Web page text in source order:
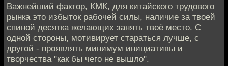
Важнейший фактор, КМК, для китайского трудового
рынка это избыток рабочей силы, наличие за твоей
спиной десятка желающих занять твоё место. С
одной стороны, мотивирует стараться лучше, с
другой - проявлять минимум инициативы и
творчества "как бы чего не вышло".